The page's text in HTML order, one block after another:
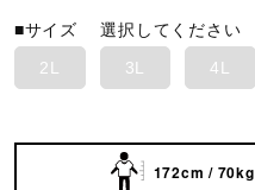
卓球
ソフトボール
■サイズ選択してください
2L
3L 4L
172cm / 70kg